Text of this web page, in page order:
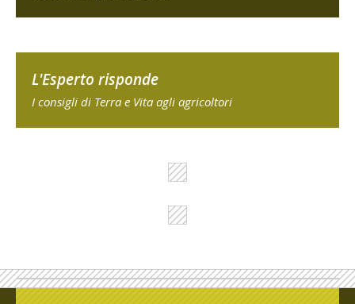
L'Esperto risponde
I consigli di Terra e Vita agli agricoltori